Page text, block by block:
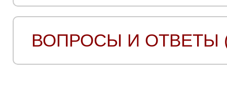
ВОПРОСЫ И ОТВЕТЫ